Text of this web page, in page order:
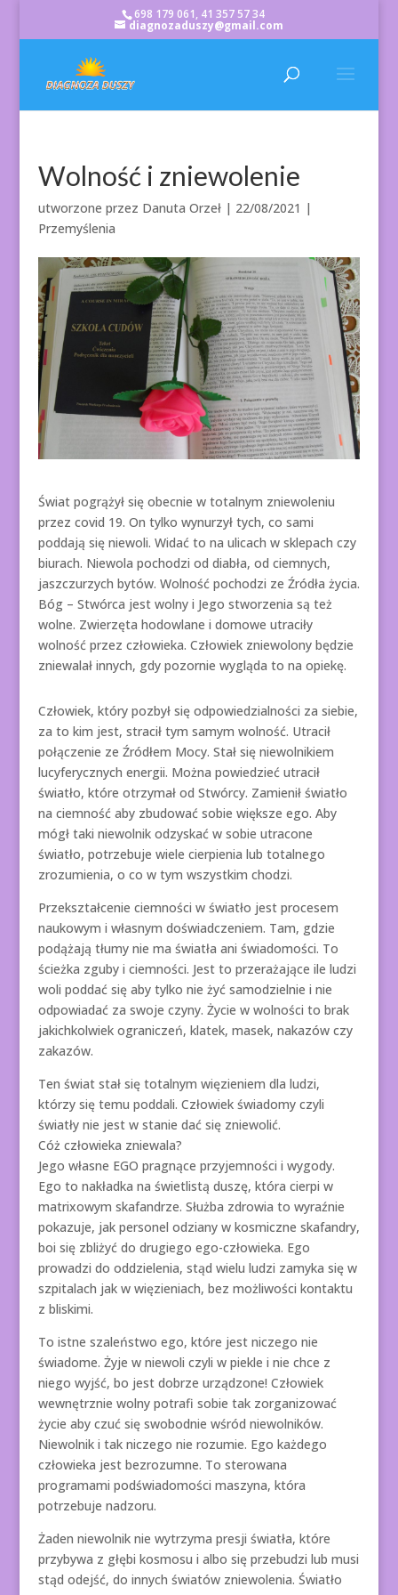
698 179 061, 41 357 57 34
diagnozaduszy@gmail.com
Wolność i zniewolenie
utworzone przez Danuta Orzeł| 22/08/2021 |
Przemyślenia
Świat pogrążył się obecnie w totalnym zniewoleniu
przez covid 19. On tylko wynurzył tych, co sami
poddają się niewoli. Widać to na ulicach w sklepach czy
biurach. Niewola pochodzi od diabła, od ciemnych,
jaszczurzych bytów. Wolność pochodzi ze Źródła życia.
Bóg – Stwórca jest wolny i Jego stworzenia są też
wolne. Zwierzęta hodowlane i domowe utraciły
wolność przez człowieka. Człowiek zniewolony będzie
zniewalał innych, gdy pozornie wygląda to na opiekę.
Człowiek, który pozbył się odpowiedzialności za siebie,
za to kim jest, stracił tym samym wolność. Utracił
połączenie ze Źródłem Mocy. Stał się niewolnikiem
lucyferycznych energii. Można powiedzieć utracił
światło, które otrzymał od Stwórcy. Zamienił światło
na ciemność aby zbudować sobie większe ego. Aby
mógł taki niewolnik odzyskać w sobie utracone
światło, potrzebuje wiele cierpienia lub totalnego
zrozumienia, o co w tym wszystkim chodzi.
Przekształcenie ciemności w światło jest procesem
naukowym i własnym doświadczeniem. Tam, gdzie
podążają tłumy nie ma światła ani świadomości. To
ścieżka zguby i ciemności. Jest to przerażające ile ludzi
woli poddać się aby tylko nie żyć samodzielnie i nie
odpowiadać za swoje czyny. Życie w wolności to brak
jakichkolwiek ograniczeń, klatek, masek, nakazów czy
zakazów.
Ten świat stał się totalnym więzieniem dla ludzi,
którzy się temu poddali. Człowiek świadomy czyli
światły nie jest w stanie dać się zniewolić.
Cóż człowieka zniewala?
Jego własne EGO pragnące przyjemności i wygody.
Ego to nakładka na świetlistą duszę, która cierpi w
matrixowym skafandrze. Służba zdrowia to wyraźnie
pokazuje, jak personel odziany w kosmiczne skafandry,
boi się zbliżyć do drugiego ego-człowieka. Ego
prowadzi do oddzielenia, stąd wielu ludzi zamyka się w
szpitalach jak w więzieniach, bez możliwości kontaktu
z bliskimi.
To istne szaleństwo ego, które jest niczego nie
świadome. Żyje w niewoli czyli w piekle i nie chce z
niego wyjść, bo jest dobrze urządzone! Człowiek
wewnętrznie wolny potrafi sobie tak zorganizować
życie aby czuć się swobodnie wśród niewolników.
Niewolnik i tak niczego nie rozumie. Ego każdego
człowieka jest bezrozumne. To sterowana
programami podświadomości maszyna, która
potrzebuje nadzoru.
Żaden niewolnik nie wytrzyma presji światła, które
przybywa z głębi kosmosu i albo się przebudzi lub musi
stąd odejść, do innych światów zniewolenia. Światło